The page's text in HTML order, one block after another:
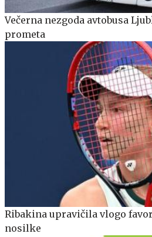
Večerna nezgoda avtobusa
prometa
Ribakina upravičila vlogo
nosilke